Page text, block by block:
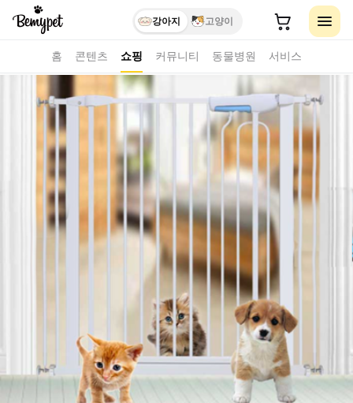
강아지 고양이
홈 콘텐츠 쇼핑 커뮤니티 동물병원 서비스